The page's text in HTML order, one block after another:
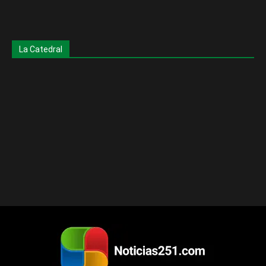
La Catedral